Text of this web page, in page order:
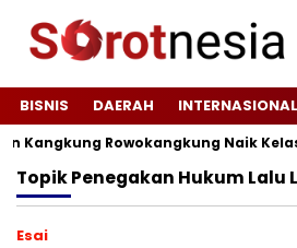
BISNIS DAERAH INTERNASIONAL
Kangkung Rowokangkung Naik Kelas
TopikPenegakan Hukum Lalu
Esai